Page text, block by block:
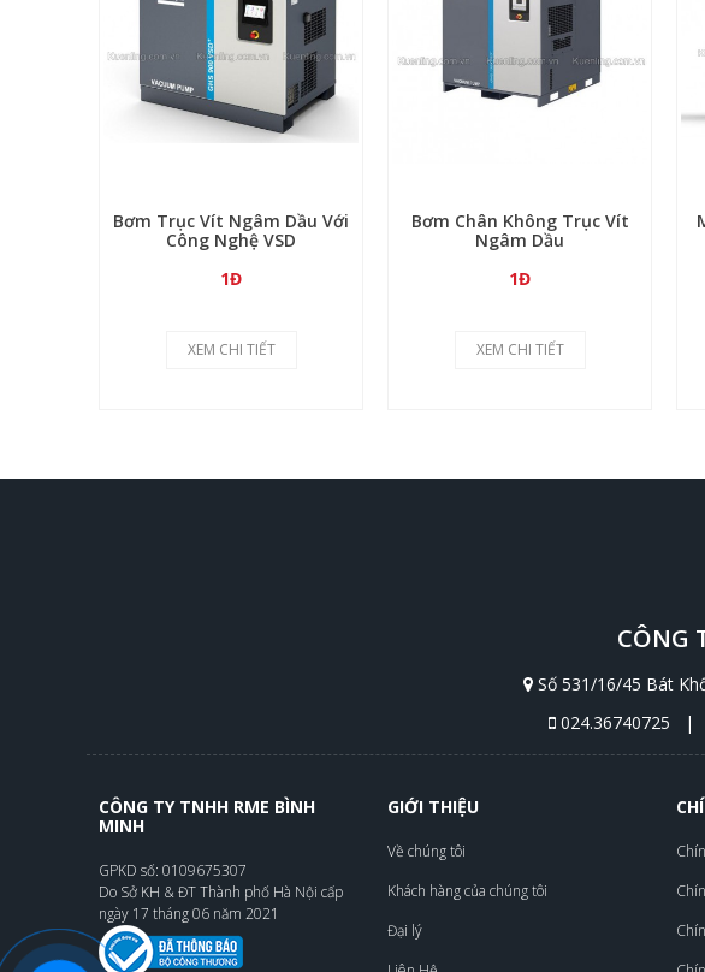
Bơm Trục Vít Ngâm Dầu Với
Công Nghệ VSD
1Đ
XEM CHI TIẾT
Bơm Chân Không Trục Vít
Ngâm Dầu
1Đ
XEM CHI TIẾT
CÔNG
Số 531/16/45 Bát
024.36740725 |
CÔNG TY TNHH RME BÌNH
MINH
GPKD số: 0109675307
Do Sở KH & ĐT Thành phố Hà Nội cấp
ngày 17 tháng 06 năm 2021
GIỚI THIỆU
Về chúng tôi
Khách hàng của chúng tôi
Đại lý